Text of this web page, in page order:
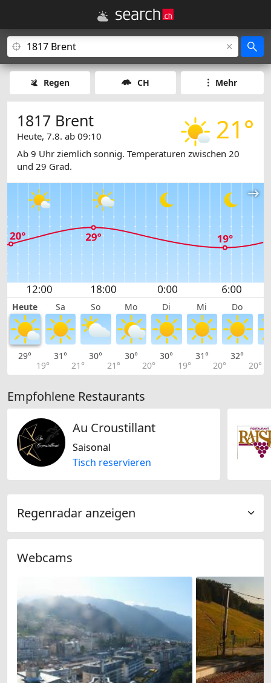
Regen CH Mehr
21°
1817 Brent
Heute, 7.8. ab 09:10
Ab 9 Uhr ziemlich sonnig. Temperaturen zwischen 20
und 29 Grad.
Heute Sa So Mo Di Mi Do
29°
19°
31°
21°
30°
21°
30°
20°
30°
19°
31°
20°
32°
20°
Empfohlene Restaurants
Au Croustillant
Saisonal
Tisch reservieren
Regenradar anzeigen
Webcams